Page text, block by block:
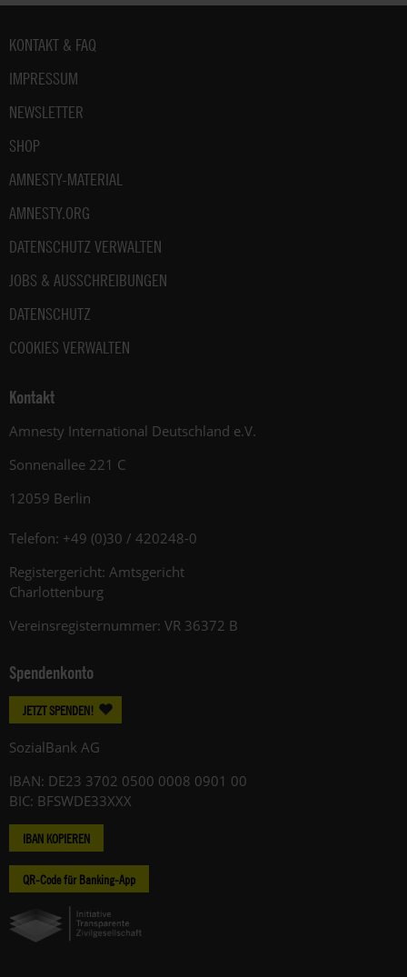
Fußbereich
KONTAKT & FAQ
IMPRESSUM
NEWSLETTER
SHOP
AMNESTY-MATERIAL
AMNESTY.ORG
DATENSCHUTZ VERWALTEN
JOBS & AUSSCHREIBUNGEN
DATENSCHUTZ
COOKIES VERWALTEN
Kontakt
Amnesty International Deutschland e.V.
Sonnenallee 221 C
12059 Berlin
Telefon: +49 (0)30 / 420248-0
Registergericht: Amtsgericht
Charlottenburg
Vereinsregisternummer: VR 36372 B
Spendenkonto
JETZT SPENDEN!
SozialBank AG
IBAN: DE23 3702 0500 0008 0901 00
BIC: BFSWDE33XXX
IBAN KOPIEREN
QR-Code für Banking-App